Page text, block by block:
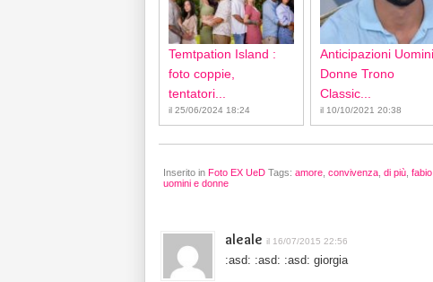
Temtpation Island :
foto coppie,
tentatori...
il 25/06/2024 18:24
Anticipazioni
Donne Trono
Classic...
il 10/10/2021 20:38
Inserito in Foto EX UeD Tags: amore convivenza di più
uomini e donne
aleale il 16/07/2015 22:56
:asd: :asd: :asd: giorgia